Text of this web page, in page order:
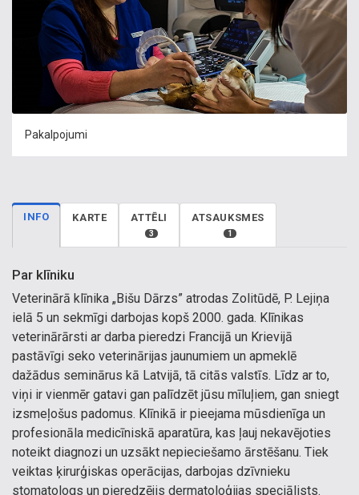
Pakalpojumi
INFO KARTE ATTĒLI
3
ATSAUKSMES
1
Par klīniku
Veterinārā klīnika „Bišu Dārzs” atrodas Zolitūdē, P. Lejiņa
ielā 5 un sekmīgi darbojas kopš 2000. gada. Klīnikas
veterinārārsti ar darba pieredzi Francijā un Krievijā
pastāvīgi seko veterinārijas jaunumiem un apmeklē
dažādus seminārus kā Latvijā, tā citās valstīs. Līdz ar to,
viņi ir vienmēr gatavi gan palīdzēt jūsu mīluļiem, gan sniegt
izsmeļošus padomus. Klīnikā ir pieejama mūsdienīga un
profesionāla medicīniskā aparatūra, kas ļauj nekavējoties
noteikt diagnozi un uzsākt nepieciešamo ārstēšanu. Tiek
veiktas ķirurģiskas operācijas, darbojas dzīvnieku
stomatologs un pieredzējis dermatoloģijas speciālists.